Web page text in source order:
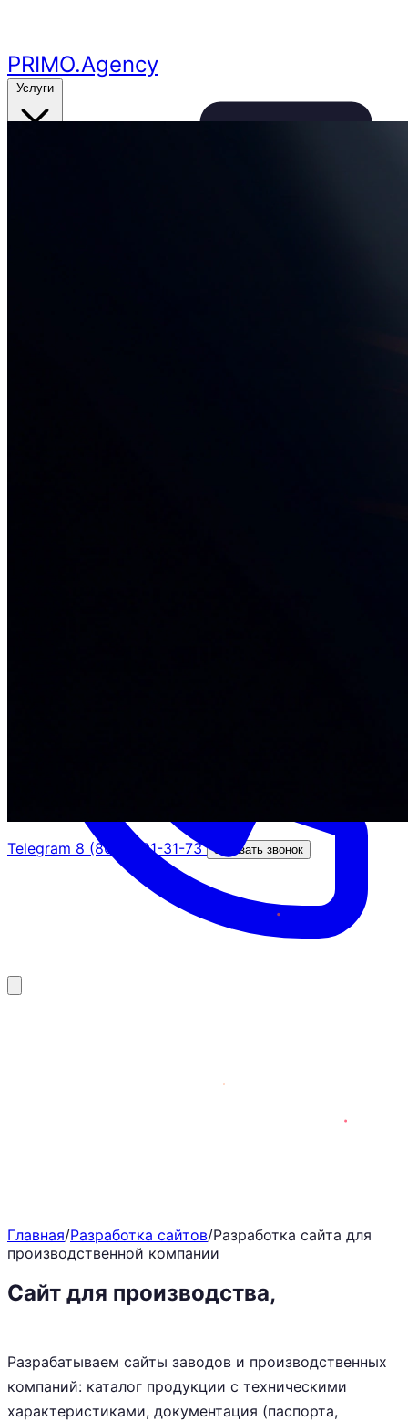
Telegram 8 (800) 201-31-73 Заказать звонок
PRIMO.Agency
Главная/Разработка сайтов/Разработка сайта для
производственной компании
Сайт для производства,
Разрабатываем сайты заводов и производственных
компаний: каталог продукции с техническими
характеристиками, документация (паспорта,